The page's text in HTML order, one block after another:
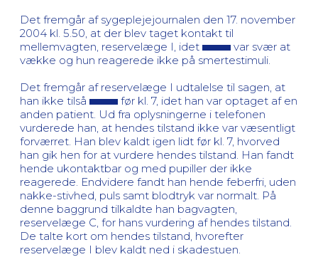
Det fremgår af sygeplejejournalen den 17. november
2004 kl. 5.50, at der blev taget kontakt til
mellemvagten, reservelæge I, idet
var svær at
vække og hun reagerede ikke på smertestimuli.
Det fremgår af reservelæge I udtalelse til sagen, at
han ikke tilså
før kl. 7, idet han var optaget af en
anden patient. Ud fra oplysningerne i telefonen
vurderede han, at hendes tilstand ikke var væsentligt
forværret. Han blev kaldt igen lidt før kl. 7, hvorved
han gik hen for at vurdere hendes tilstand. Han fandt
hende ukontaktbar og med pupiller der ikke
reagerede. Endvidere fandt han hende feberfri, uden
nakke-stivhed, puls samt blodtryk var normalt. På
denne baggrund tilkaldte han bagvagten,
reservelæge C, for hans vurdering af hendes tilstand.
De talte kort om hendes tilstand, hvorefter
reservelæge I blev kaldt ned i skadestuen.